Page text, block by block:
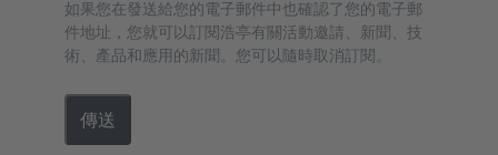
如果您在發送給您的電子郵件中也確認了您的電子郵
件地址，您就可以訂閱浩亭有關活動邀請、新聞、技
術、產品和應用的新聞。您可以隨時取消訂閱。
傳送